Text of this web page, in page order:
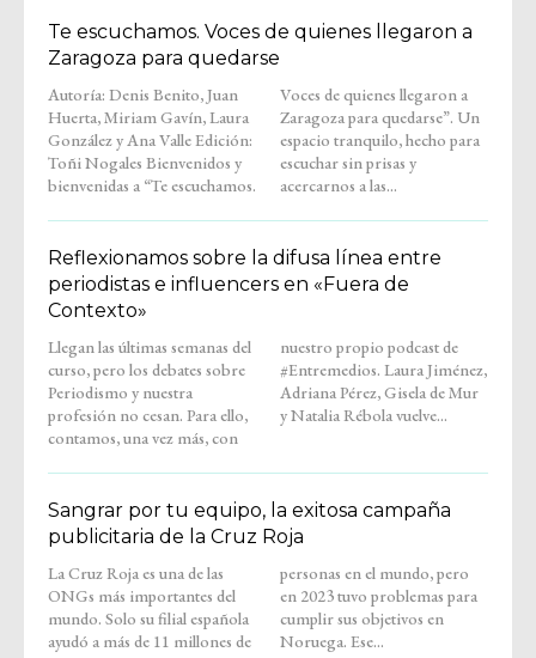
Te escuchamos. Voces de quienes llegaron a
Zaragoza para quedarse
Autoría: Denis Benito, Juan
Huerta, Miriam Gavín, Laura
González y Ana Valle Edición:
Toñi Nogales Bienvenidos y
bienvenidas a “Te escuchamos.
Voces de quienes llegaron a
Zaragoza para quedarse”. Un
espacio tranquilo, hecho para
escuchar sin prisas y
acercarnos a las...
Reflexionamos sobre la difusa línea entre
periodistas e influencers en «Fuera de
Contexto»
Llegan las últimas semanas del
curso, pero los debates sobre
Periodismo y nuestra
profesión no cesan. Para ello,
contamos, una vez más, con
nuestro propio podcast de
#Entremedios. Laura Jiménez,
Adriana Pérez, Gisela de Mur
y Natalia Rébola vuelve...
Sangrar por tu equipo, la exitosa campaña
publicitaria de la Cruz Roja
La Cruz Roja es una de las
ONGs más importantes del
mundo. Solo su filial española
ayudó a más de 11 millones de
personas en el mundo, pero
en 2023 tuvo problemas para
cumplir sus objetivos en
Noruega. Ese...